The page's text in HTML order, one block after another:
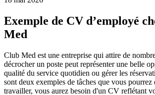
Exemple de CV d’employé
Med
Club Med est une entreprise qui attire de
décrocher un poste peut représenter une belle
qualité du service quotidien ou gérer les
sont deux exemples de tâches que vous
travailler, vous aurez besoin d'un CV reflétant